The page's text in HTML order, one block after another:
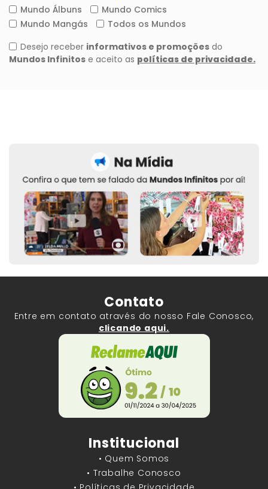
Contato
Entre em contato através do nosso Fale Conosco,
clicando aqui.
Institucional
• Quem Somos
• Trabalhe Conosco